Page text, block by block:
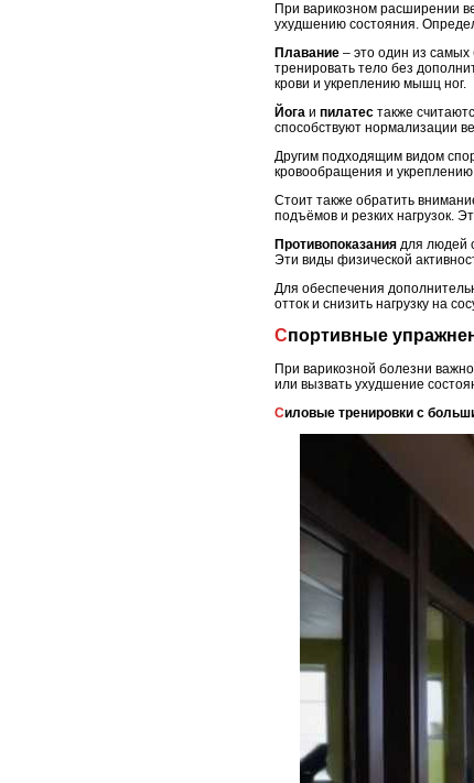
При варикозном расширении
ухудшению состояния.
Плавание – это один из самых
тренировать тело без
крови и укреплению мышц ног.
Йога и пилатес также
способствуют нормализации
Другим подходящим видом
кровообращения и укреплению
Стоит также обратить
подъёмов и резких нагрузок.
Противопоказания для людей
Эти виды физической
Для обеспечения
отток и снизить нагрузку на
Спортивные
При варикозной болезни
или вызвать ухудшение
Силовые тренировки с